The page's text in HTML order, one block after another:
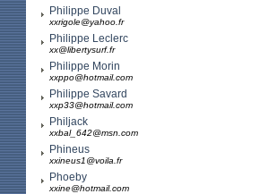
Philippe Duval
xxrigole@yahoo.fr
Philippe Leclerc
xx@libertysurf.fr
Philippe Morin
xxppo@hotmail.com
Philippe Savard
xxp33@hotmail.com
Philjack
xxbal_642@msn.com
Phineus
xxineus1@voila.fr
Phoeby
xxine@hotmail.com